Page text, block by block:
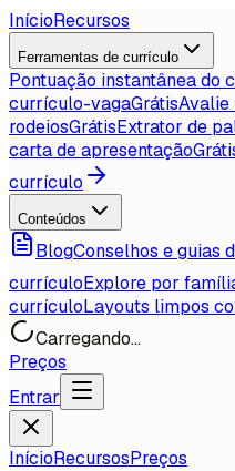
InícioRecursos
Ferramentas de currículo
Pontuação instantânea do
currículo-vagaGrátisAvalie
rodeiosGrátisExtrator de
carta de apresentação
currículo
Conteúdos
BlogConselhos e guias
currículoExplore por
currículoLayouts limpos
Carregando...
Preços
Entrar
InícioRecursosPreços